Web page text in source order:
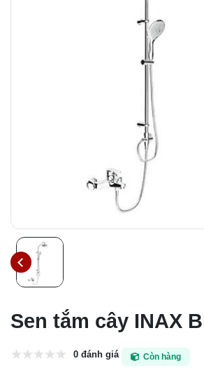
Sen tắm cây INAX
0 đánh giá Còn hàng